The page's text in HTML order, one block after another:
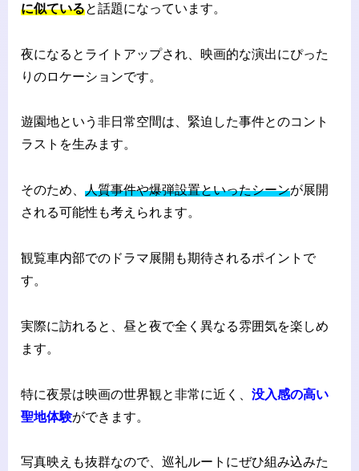
に似ていると話題になっています。
夜になるとライトアップされ、映画的な演出にぴった
りのロケーションです。
遊園地という非日常空間は、緊迫した事件とのコント
ラストを生みます。
そのため、 人質事件や爆弾設置といったシーンが展開
される可能性も考えられます。
観覧車内部でのドラマ展開も期待されるポイントで
す。
実際に訪れると、昼と夜で全く異なる雰囲気を楽しめ
ます。
特に夜景は映画の世界観と非常に近く、 没入感の高い
聖地体験ができます。
写真映えも抜群なので、巡礼ルートにぜひ組み込みた